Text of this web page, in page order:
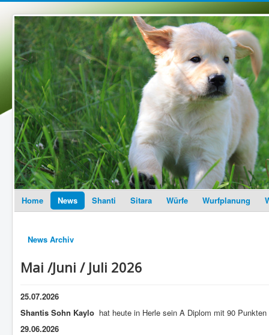
Home News Shanti Sitara Würfe Wurfplanung
News Archiv
Mai /Juni / Juli 2026
25.07.2026
Shantis Sohn Kaylo hat heute in Herle sein A Diplom mit 90
29.06.2026